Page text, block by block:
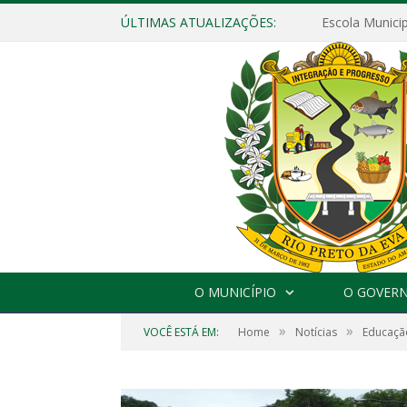
ÚLTIMAS ATUALIZAÇÕES:
O MUNICÍPIO O
VOCÊ ESTÁ EM: Home » Notícias »